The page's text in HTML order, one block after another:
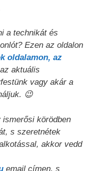
a technikát és
Ezen az oldalon
oldalamon, az
aktuális
vagy akár a
😉
ismerősi körödben
s szeretnétek
akkor vedd
email címen, s